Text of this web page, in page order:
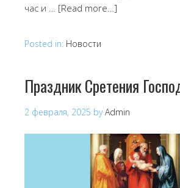
час и … [Read more…]
Posted in: Новости
Праздник Сретения
2 февраля, 2025 byAdmin